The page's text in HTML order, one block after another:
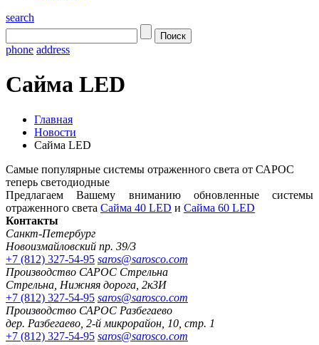
search
phone address
Сайма LED
Главная
Новости
Сайма LED
Самые популярные системы отраженного света от САРОС
теперь светодиодные
Предлагаем Вашему вниманию обновленные системы
отраженного света Сайма 40 LED и Сайма 60 LED
Контакты
Санкт-Петербург
Новоизмайловский пр. 39/3
+7 (812) 327-54-95 saros@sarosco.com
Производство САРОС Стрельна
Стрельна, Нижняя дорога, 2к3И
+7 (812) 327-54-95 saros@sarosco.com
Производство САРОС Разбегаево
дер. Разбегаево, 2-й микрорайон, 10, стр. 1
+7 (812) 327-54-95 saros@sarosco.com